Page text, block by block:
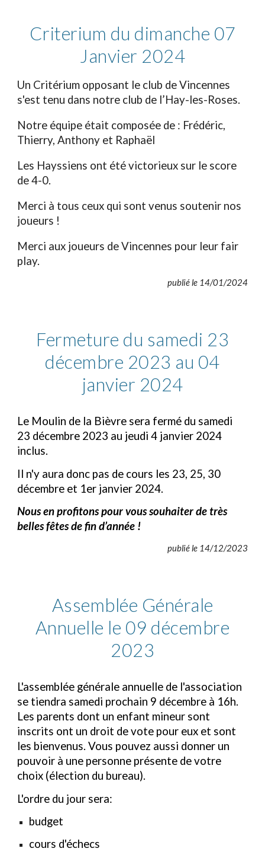
Criterium du dimanche 07
Janvier 2024
Un Critérium opposant le club de Vincennes
s'est tenu dans notre club de l’Hay-les-Roses.
Notre équipe était composée de : Frédéric,
Thierry, Anthony et Raphaël
Les Hayssiens ont été victorieux sur le score
de 4-0.
Merci à tous ceux qui sont venus soutenir nos
joueurs !
Merci aux joueurs de Vincennes pour leur fair
play.
publié le 14/01/2024
Fermeture du samedi 23
décembre 2023 au 04
janvier 2024
Le Moulin de la Bièvre sera fermé du samedi
23 décembre 2023 au jeudi 4 janvier 2024
inclus.
Il n'y aura donc pas de cours les 23, 25, 30
décembre et 1er janvier 2024.
Nous en profitons pour vous souhaiter de très
belles fêtes de fin d’année !
publié le 14/12/2023
Assemblée Générale
Annuelle le 09 décembre
2023
L'assemblée générale annuelle de l'association
se tiendra samedi prochain 9 décembre à 16h.
Les parents dont un enfant mineur sont
inscrits ont un droit de vote pour eux et sont
les bienvenus. Vous pouvez aussi donner un
pouvoir à une personne présente de votre
choix (élection du bureau).
L'ordre du jour sera:
budget
cours d'échecs